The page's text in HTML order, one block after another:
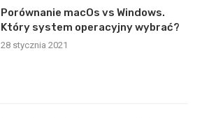
Porównanie macOs vs Windows.
Który system operacyjny wybrać?
28 stycznia 2021